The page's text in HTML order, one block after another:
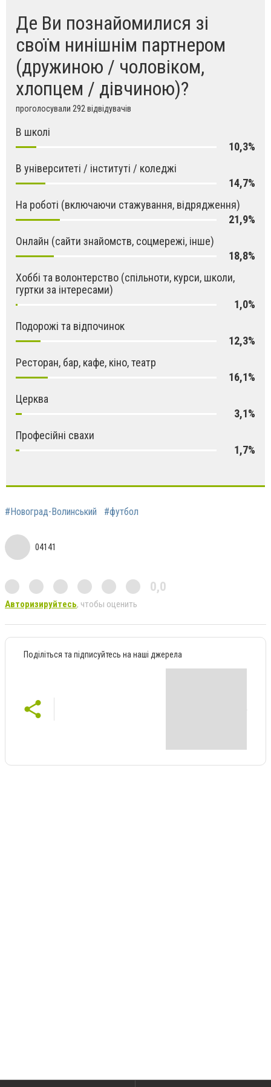
Де Ви познайомилися зі
своїм нинішнім партнером
(дружиною / чоловіком,
хлопцем / дівчиною)?
проголосували 292 відвідувачів
В школі
10,3%
В університеті / інституті / коледжі
14,7%
На роботі (включаючи стажування, відрядження)
21,9%
Онлайн (сайти знайомств, соцмережі, інше)
18,8%
Хоббі та волонтерство (спільноти, курси, школи,
гуртки за інтересами)
1,0%
Подорожі та відпочинок
12,3%
Ресторан, бар, кафе, кіно, театр
16,1%
Церква
3,1%
Професійні свахи
1,7%
#Новоград-Волинський #футбол
04141
0,0
Авторизируйтесь, чтобы оценить
Поділіться та підписуйтесь на наші джерела